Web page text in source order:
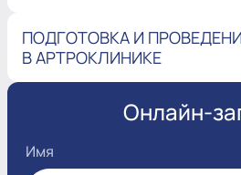
ПОДГОТОВКА И
В АРТРОКЛИНИКЕ
Онлайн-
Имя